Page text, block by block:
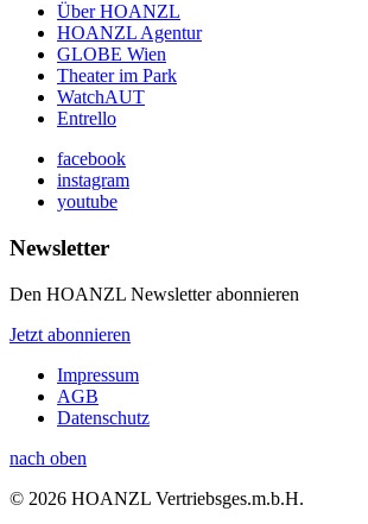
Über HOANZL
HOANZL Agentur
GLOBE Wien
Theater im Park
WatchAUT
Entrello
facebook
instagram
youtube
Newsletter
Den HOANZL Newsletter abonnieren
Jetzt abonnieren
Impressum
AGB
Datenschutz
nach oben
© 2026 HOANZL Vertriebsges.m.b.H.